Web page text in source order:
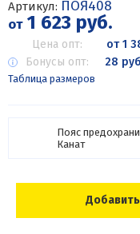
Артикул: ПОЯ408
от1 623 руб.
Цена опт:
от 1
Бонусы опт:
28
Таблица размеров
Пояс
Канат